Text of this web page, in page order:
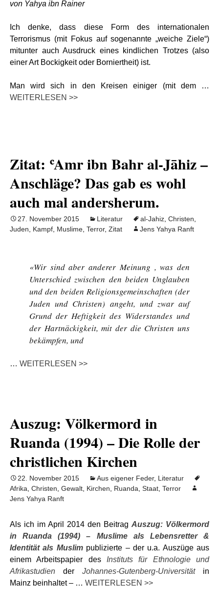
von Yahya ibn Rainer
Ich denke, dass diese Form des internationalen
Terrorismus (mit Fokus auf sogenannte „weiche Ziele“)
mitunter auch Ausdruck eines kindlichen Trotzes (also
einer Art Bockigkeit oder Borniertheit) ist.
Man wird sich in den Kreisen einiger (mit dem …
WEITERLESEN >>
Zitat: ʿAmr ibn Bahr al-Jāhiz –
Anschläge? Das gab es wohl
auch mal andersherum.
27. November 2015 Literatur al-Jahiz Christen
Juden
Kampf Muslime Terror, Zitat Jens Yahya Ranft
«Wir sind aber anderer Meinung , was den
Unterschied zwischen den beiden Unglauben
und den beiden Religionsgemeinschaften (der
Juden und Christen) angeht, und zwar auf
Grund der Heftigkeit des Widerstandes und
der Hartnäckigkeit, mit der die Christen uns
bekämpfen, und
… WEITERLESEN >>
Auszug: Völkermord in
Ruanda (1994) – Die Rolle der
christlichen Kirchen
22. November 2015 Aus eigener Feder, Literatur
Afrika Christen Gewalt Kirchen Ruanda Staat Terror
Jens Yahya Ranft
Als ich im April 2014 den Beitrag Auszug: Völkermord
in Ruanda (1994) – Muslime als Lebensretter &
Identität als Muslimpublizierte – der u.a. Auszüge aus
einem Arbeitspapier des Instituts für Ethnologie und
Afrikastudien der Johannes-Gutenberg-Universitätin
Mainz beinhaltet – … WEITERLESEN >>